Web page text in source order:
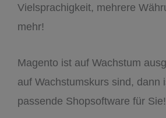
Vielsprachigkeit, mehrere
mehr!
Magento ist auf Wachstum
auf Wachstumskurs sind, dann
passende Shopsoftware für Sie!